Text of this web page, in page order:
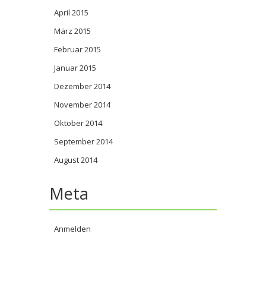
April 2015
März 2015
Februar 2015
Januar 2015
Dezember 2014
November 2014
Oktober 2014
September 2014
August 2014
Meta
Anmelden